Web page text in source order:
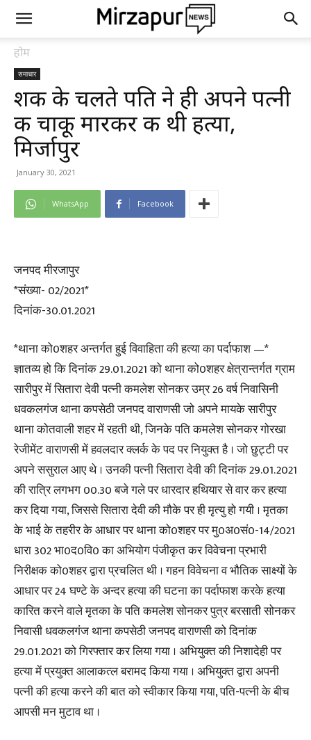
होम
समाचार
शक के चलते पति ने ही अपने पत्नी
की चाकू मारकर की थी हत्या,
मिर्जापुर
January 30, 2021
WhatsApp Facebook
जनपद मीरजापुर
*संख्या- 02/2021*
दिनांक-30.01.2021
*थाना को0शहर अन्तर्गत हुई विवाहिता की हत्या का पर्दाफाश —*
ज्ञातव्य हो कि दिनांक 29.01.2021 को थाना को0शहर क्षेत्रान्तर्गत ग्राम
सारीपुर में सितारा देवी पत्नी कमलेश सोनकर उम्र 26 वर्ष निवासिनी
धवकलगंज थाना कपसेठी जनपद वाराणसी जो अपने मायके सारीपुर
थाना कोतवाली शहर में रहती थी, जिनके पति कमलेश सोनकर गोरखा
रेजीमेंट वाराणसी में हवलदार क्लर्क के पद पर नियुक्त है । जो छुट्टी पर
अपने ससुराल आए थे । उनकी पत्नी सितारा देवी की दिनांक 29.01.2021
की रात्रि लगभग 00.30 बजे गले पर धारदार हथियार से वार कर हत्या
कर दिया गया, जिससे सितारा देवी की मौके पर ही मृत्यु हो गयी । मृतका
के भाई के तहरीर के आधार पर थाना को0शहर पर मु0अ0सं0-14/2021
धारा 302 भा0द0वि0 का अभियोग पंजीकृत कर विवेचना प्रभारी
निरीक्षक को0शहर द्वारा प्रचलित थी । गहन विवेचना व भौतिक साक्ष्यों के
आधार पर 24 घण्टे के अन्दर हत्या की घटना का पर्दाफाश करके हत्या
कारित करने वाले मृतका के पति कमलेश सोनकर पुत्र बरसाती सोनकर
निवासी धवकलगंज थाना कपसेठी जनपद वाराणसी को दिनांक
29.01.2021 को गिरफ्तार कर लिया गया । अभियुक्त की निशादेही पर
हत्या में प्रयुक्त आलाकत्ल बरामद किया गया । अभियुक्त द्वारा अपनी
पत्नी की हत्या करने की बात को स्वीकार किया गया, पति-पत्नी के बीच
आपसी मन मुटाव था ।